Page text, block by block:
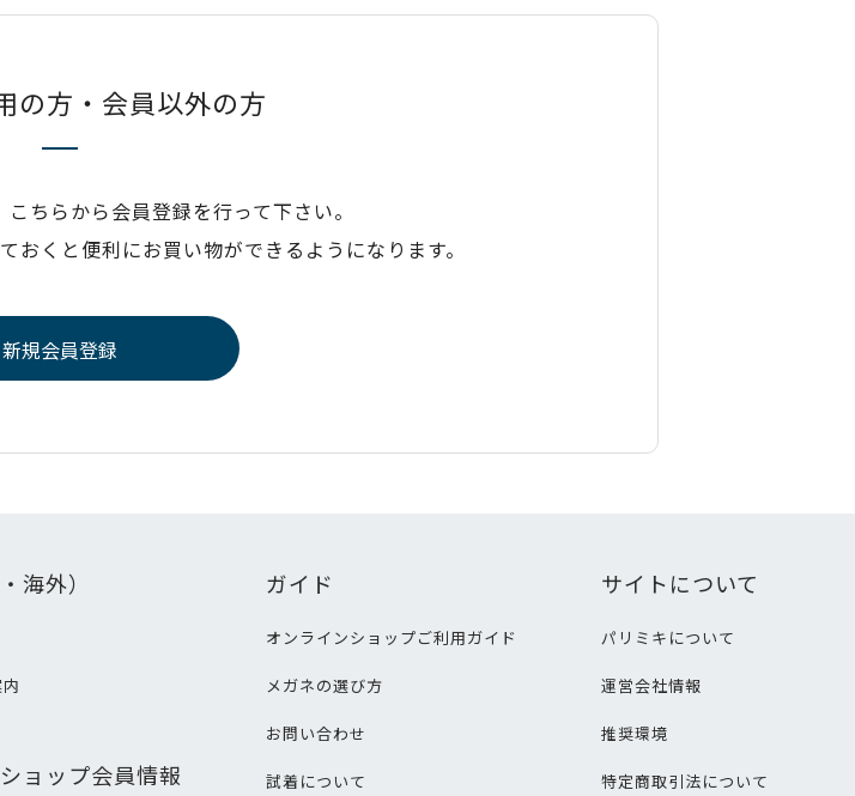
の方・会員以外の方
ちらから会員登録を行って下さい。
おくと便利にお買い物ができるようになります。
海外）
ョップ会員情報
ガイド
オンラインショップご利用ガイド
メガネの選び方
お問い合わせ
試着について
サイトについて
パリミキについて
運営会社情報
推奨環境
特定商取引法について